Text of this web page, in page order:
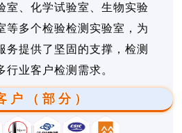
室、化学试验室、生物实验
等多个检验检测实验室，为
务提供了坚固的支撑，检测
行业客户检测需求。
户（部分）